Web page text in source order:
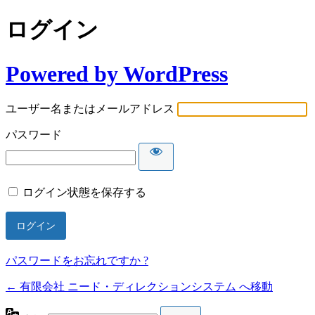
ログイン
Powered by WordPress
ユーザー名またはメールアドレス
パスワード
ログイン状態を保存する
パスワードをお忘れですか ?
← 有限会社 ニード・ディレクションシステム へ移動